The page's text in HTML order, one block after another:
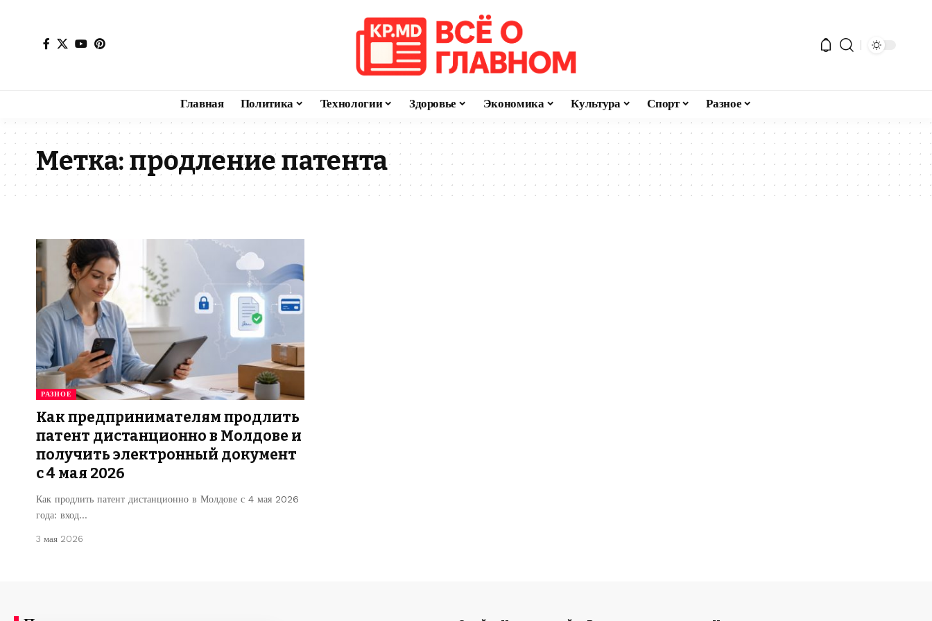
Главная Политика Технологии Здоровье Экономика Культура Спорт Разное
Метка:продление патента
РАЗНОЕ
Как предпринимателям продлить
патент дистанционно в Молдове и
получить электронный документ
с 4 мая 2026
Как продлить патент дистанционно в Молдове с 4 мая 2026
года: вход…
3 мая 2026